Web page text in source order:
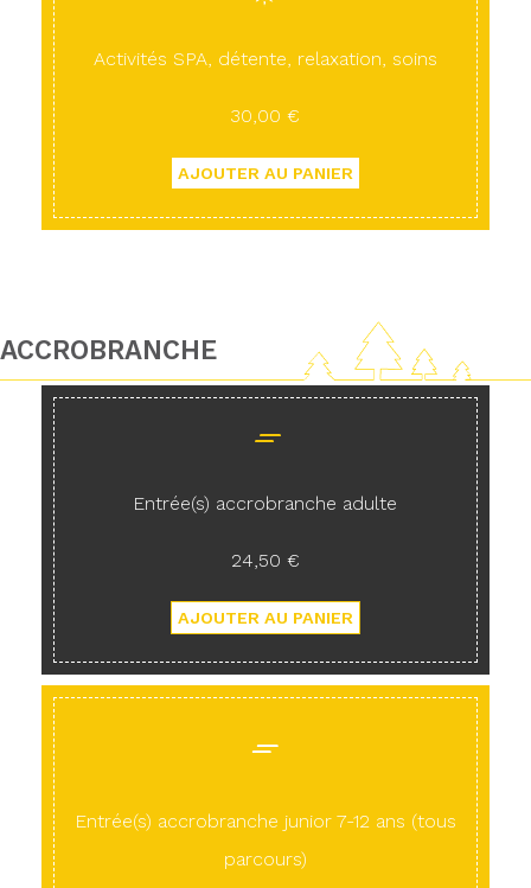
Activités SPA, détente, relaxation, soins
30,00 €
ACCROBRANCHE
Entrée(s) accrobranche adulte
24,50 €
Entrée(s) accrobranche junior 7-12 ans (tous
parcours)